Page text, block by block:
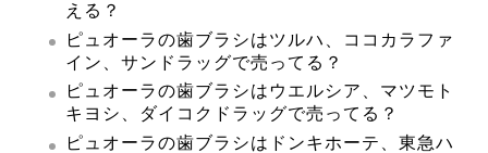
える？
ピュオーラの歯ブラシはツルハ、ココカラファ
イン、サンドラッグで売ってる？
ピュオーラの歯ブラシはウエルシア、マツモト
キヨシ、ダイコクドラッグで売ってる？
ピュオーラの歯ブラシはドンキホーテ、東急ハ